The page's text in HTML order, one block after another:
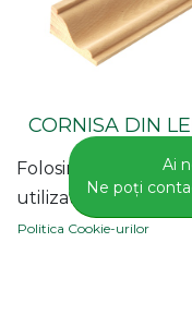
CORNISA DIN
Cod Produs: MC-
Folosim cookie-uri
utilizator mai bună
Politica Cookie-urilor
Ai
Ne poți